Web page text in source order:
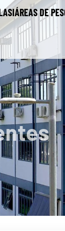
ÁREAS DE